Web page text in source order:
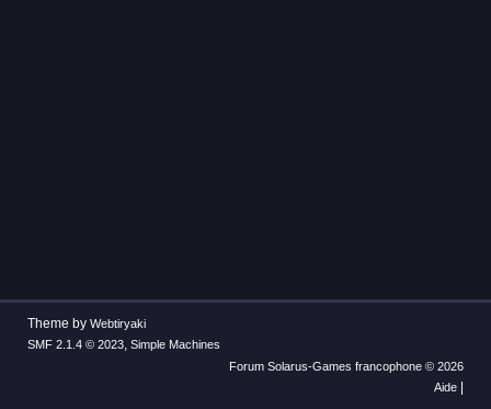
Theme by Webtiryaki
SMF 2.1.4 © 2023, Simple Machines
Forum Solarus-Games francophone © 2026
Aide